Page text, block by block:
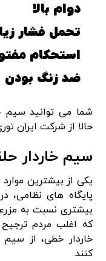
دوام بالا
تحمل فشار
استحکام
ضد زنگ بودن
شما می توانید سیم
حالا از شرکت ایران
سیم خاردار
یکی از بیشترین
پایگاه های نظامی،
بیشتری نسبت به
که اغلب مردم
خاردار خطی، از سیم
کنند.